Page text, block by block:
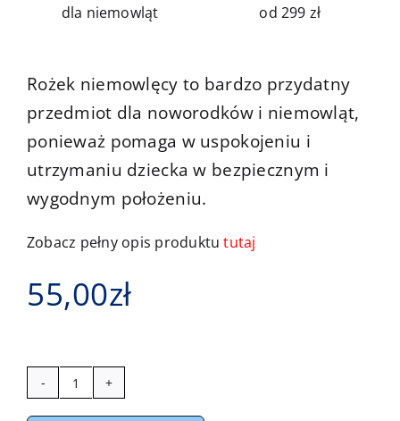
dla niemowląt
od 299 zł
Rożek niemowlęcy to bardzo przydatny
przedmiot dla noworodków i niemowląt,
ponieważ pomaga w uspokojeniu i
utrzymaniu dziecka w bezpiecznym i
wygodnym położeniu.
Zobacz pełny opis produktututaj
55,00zł
ilość